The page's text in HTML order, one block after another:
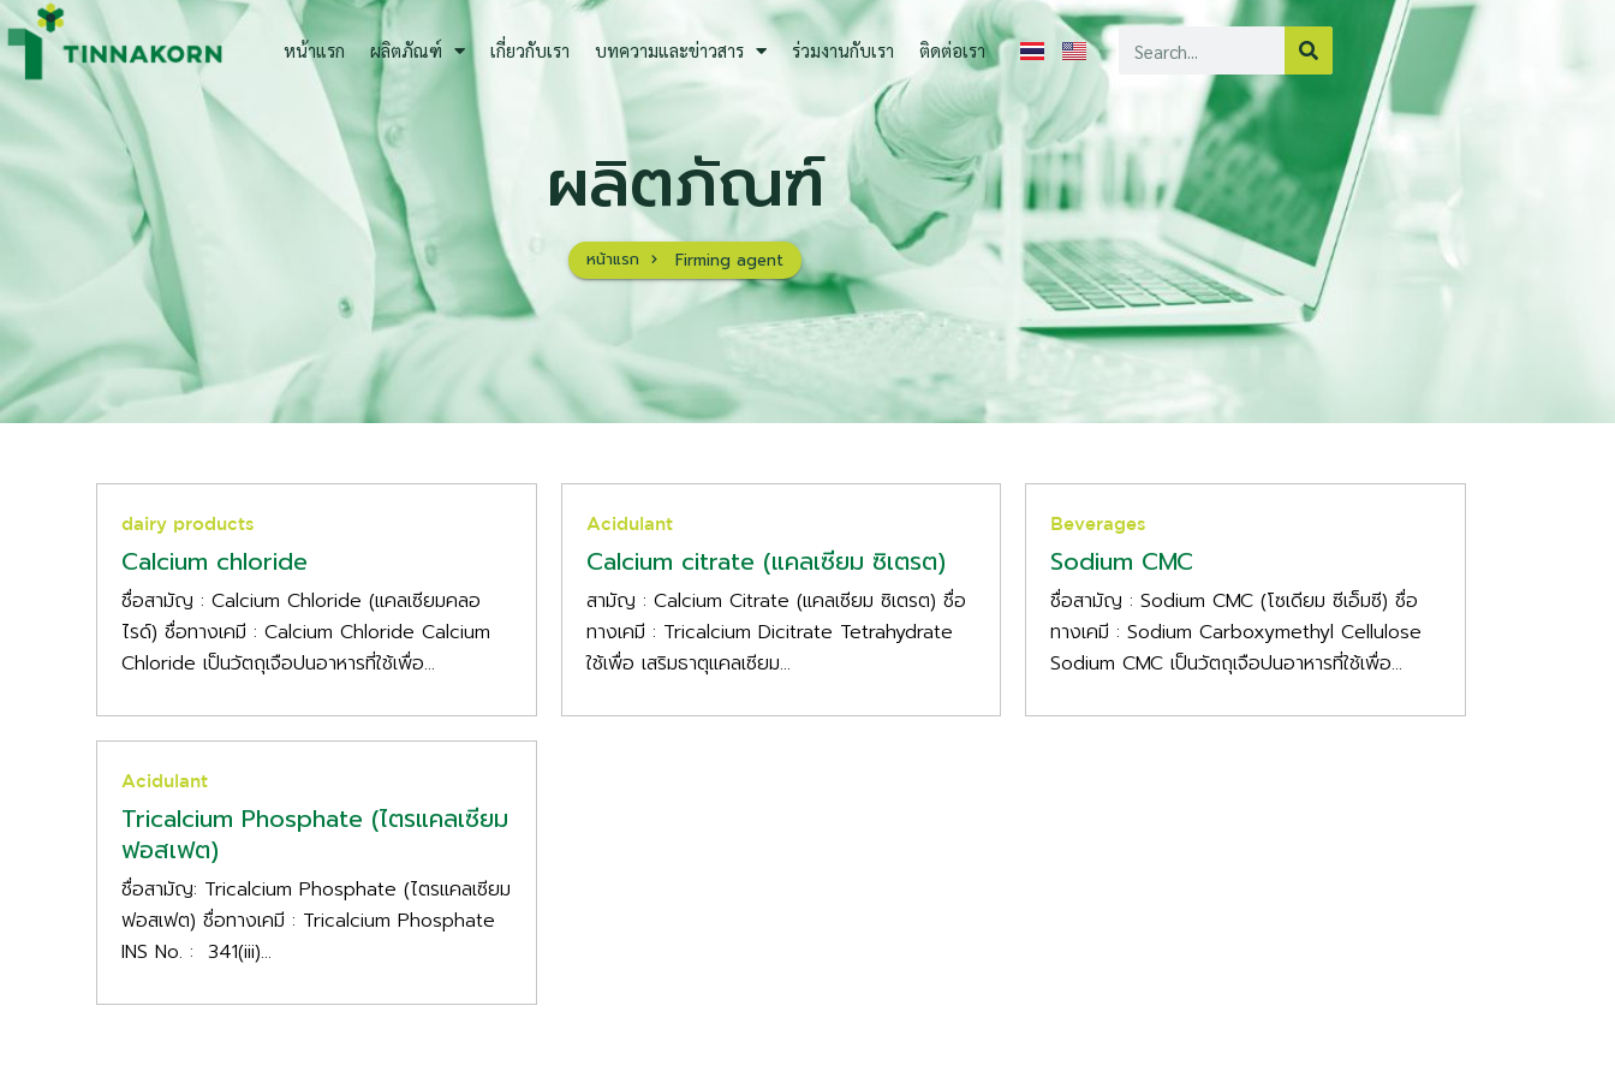
Skip
to
content
หน้าแรก ผลิตภัณฑ์ เกี่ยวกับเรา บทความและข่าวสาร ร่วมงานกับเรา ติดต่อเรา
Search
ผลิตภัณฑ์
หน้าแรก Firming agent
dairy products
Calcium chloride
ชื่อสามัญ : Calcium Chloride (แคลเซียมคลอ
ไรด์) ชื่อทางเคมี : Calcium Chloride Calcium
Chloride เป็นวัตถุเจือปนอาหารที่ใช้เพื่อ...
Acidulant
Calcium citrate (แคลเซียม ซิเตรต)
สามัญ : Calcium Citrate (แคลเซียม ซิเตรต) ชื่อ
ทางเคมี : Tricalcium Dicitrate Tetrahydrate
ใช้เพื่อ เสริมธาตุแคลเซียม...
Beverages
Sodium CMC
ชื่อสามัญ : Sodium CMC (โซเดียม ซีเอ็มซี) ชื่อ
ทางเคมี : Sodium Carboxymethyl Cellulose
Sodium CMC เป็นวัตถุเจือปนอาหารที่ใช้เพื่อ...
Acidulant
Tricalcium Phosphate (ไตรแคลเซียม
ฟอสเฟต)
ชื่อสามัญ: Tricalcium Phosphate (ไตรแคลเซียม
ฟอสเฟต) ชื่อทางเคมี : Tricalcium Phosphate
INS No. : 341(iii)...